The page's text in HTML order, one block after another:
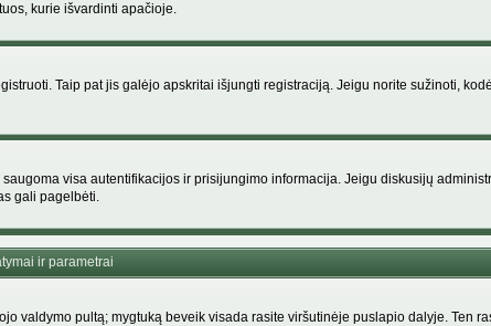
kurie išvardinti apačioje.
Taip pat jis galėjo apskritai išjungti registraciją. Jeigu norite sužinoti,
visa autentifikacijos ir prisijungimo informacija. Jeigu diskusijų
gali pagelbėti.
ir parametrai
valdymo pultą; mygtuką beveik visada rasite viršutinėje puslapio dalyje. Ten